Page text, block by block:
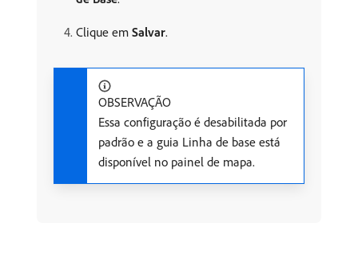
Clique em Salvar.
OBSERVAÇÃO
Essa configuração é desabilitada por
padrão e a guia Linha de base está
disponível no painel de mapa.